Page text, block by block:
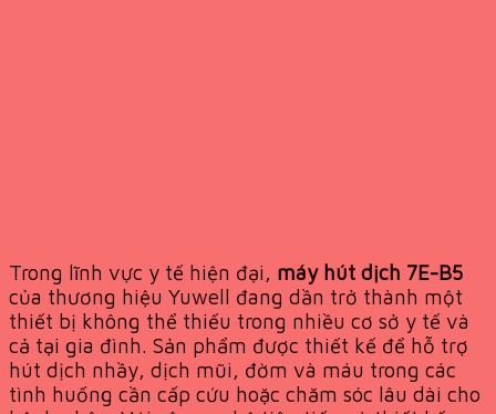
Trong lĩnh vực y tế hiện đại, máy hút dịch 7E-B5
của thương hiệu Yuwell đang dần trở thành một
thiết bị không thể thiếu trong nhiều cơ sở y tế và
cả tại gia đình. Sản phẩm được thiết kế để hỗ trợ
hút dịch nhầy, dịch mũi, đờm và máu trong các
tình huống cần cấp cứu hoặc chăm sóc lâu dài cho